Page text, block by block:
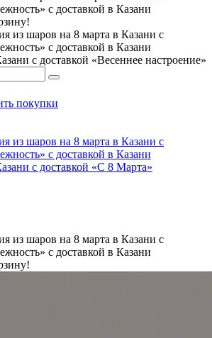
с доставкой «Весеннее настроение»
покупки
с доставкой «С 8 Марта»